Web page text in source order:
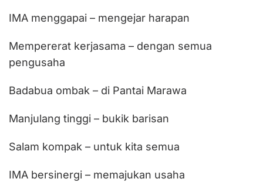
IMA menggapai – mengejar harapan
Mempererat kerjasama – dengan semua
pengusaha
Badabua ombak – di Pantai Marawa
Manjulang tinggi – bukik barisan
Salam kompak – untuk kita semua
IMA bersinergi – memajukan usaha